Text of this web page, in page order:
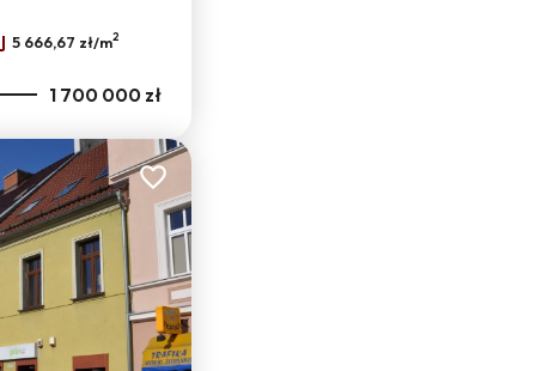
5 666,67 zł/m2
1 700 000 zł
Dodaj do ulubionych